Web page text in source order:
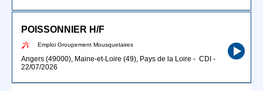
POISSONNIER H/F
Emploi Groupement Mousquetaires
Angers (49000), Maine-et-Loire (49), Pays de la Loire - CDI -
22/07/2026